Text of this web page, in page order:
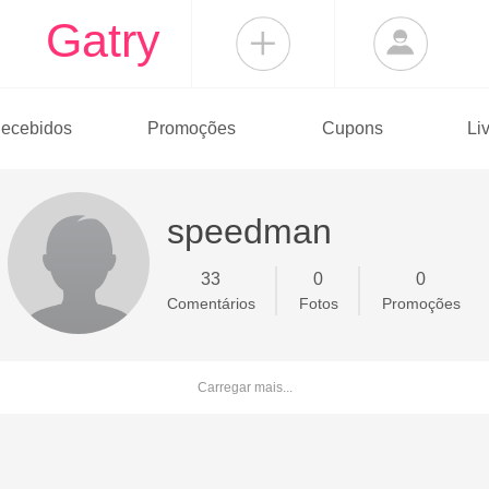
Gatry
Promoções Cupons
speedman
33
Comentários
0
Fotos
0
Promoções
Carregar mais...